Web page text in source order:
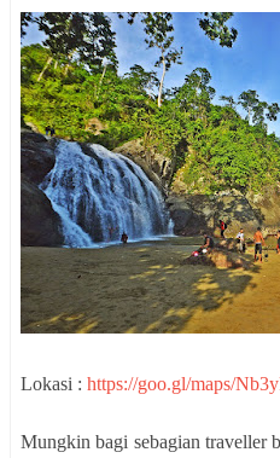
Lokasi : https://goo.gl/maps/
Mungkin bagi sebagian traveller